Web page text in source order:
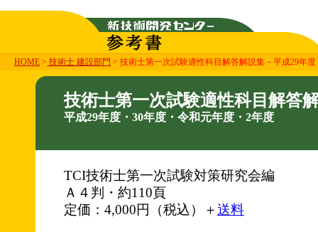
HOME > 技術士 建設部門 > 技術士第一次試験適性科目解答解説集－平成29年
技術士第一次試験適性科目解答
平成29年度・30年度・令和元年度・2年度
TCI技術士第一次試験対策研究会編
Ａ４判・約110頁
定価：4,000円（税込）＋送料